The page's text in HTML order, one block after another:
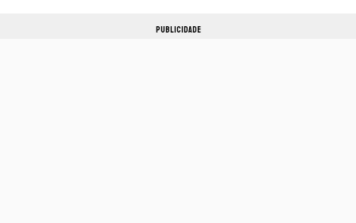
PUBLICIDADE